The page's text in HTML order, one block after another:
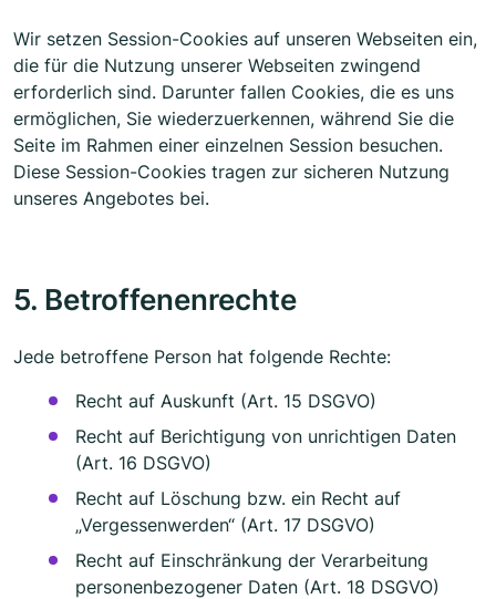
Wir setzen Session-Cookies auf unseren Webseiten ein,
die für die Nutzung unserer Webseiten zwingend
erforderlich sind. Darunter fallen Cookies, die es uns
ermöglichen, Sie wiederzuerkennen, während Sie die
Seite im Rahmen einer einzelnen Session besuchen.
Diese Session-Cookies tragen zur sicheren Nutzung
unseres Angebotes bei.
5. Betroffenenrechte
Jede betroffene Person hat folgende Rechte:
Recht auf Auskunft (Art. 15 DSGVO)
Recht auf Berichtigung von unrichtigen Daten
(Art. 16 DSGVO)
Recht auf Löschung bzw. ein Recht auf
„Vergessenwerden“ (Art. 17 DSGVO)
Recht auf Einschränkung der Verarbeitung
personenbezogener Daten (Art. 18 DSGVO)